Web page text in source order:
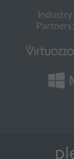
Industry
Partners: